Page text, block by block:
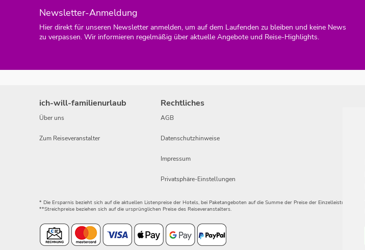
Newsletter-Anmeldung
Hier direkt für unseren Newsletter anmelden, um auf dem Laufenden zu bleiben und keine News
zu verpassen. Wir informieren regelmäßig über aktuelle Angebote und Reise-Highlights.
ich-will-familienurlaub
Über uns
Zum Reiseveranstalter
Rechtliches
AGB
Datenschutzhinweise
Impressum
Privatsphäre-Einstellungen
* Die Ersparnis bezieht sich auf die aktuellen Listenpreise der Hotels, bei Paketangeboten auf die Summe der Preise der Einzelleistungen.
**Streichpreise beziehen sich auf die ursprünglichen Preise des Reiseveranstalters.